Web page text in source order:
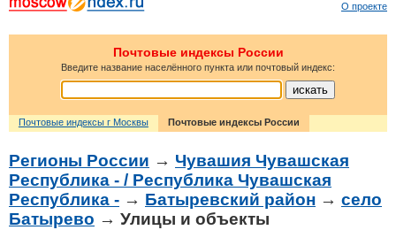
О проекте
Почтовые индексы России
Введите название населённого пункта или почтовый индекс:
Почтовые индексы г Москвы Почтовые индексы России
Регионы России → Чувашия Чувашская
Республика - / Республика Чувашская
Республика - → Батыревский район → село
Батырево → Улицы и объекты